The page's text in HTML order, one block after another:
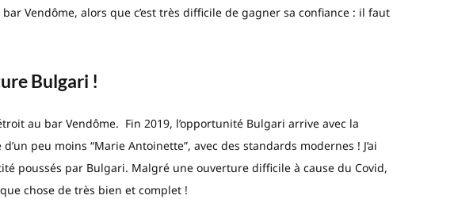
Vendôme, alors que c’est très difficile de gagner sa confiance : il faut
Bulgari !
au bar Vendôme. Fin 2019, l’opportunité Bulgari arrive avec la
peu moins “Marie Antoinette”, avec des standards modernes ! J’ai
poussés par Bulgari. Malgré une ouverture difficile à cause du Covid,
chose de très bien et complet !